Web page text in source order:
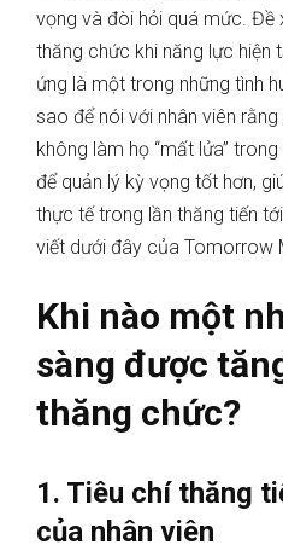
vọng và đòi hỏi quá mức. Đề
thăng chức khi năng lực hiện
ứng là một trong những tình
sao để nói với nhân viên
không làm họ “mất lửa”
để quản lý kỳ vọng tốt hơn,
thực tế trong lần thăng tiến
viết dưới đây của Tomorrow
Khi nào một
sàng được
thăng chức?
1. Tiêu chí thăng
của nhân viên